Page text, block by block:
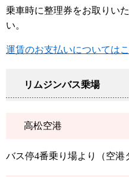
乗車時に整理券をお取りい
い。
運賃のお支払いについては
リムジンバス乗場
高松空港
バス停4番乗り場より（空港